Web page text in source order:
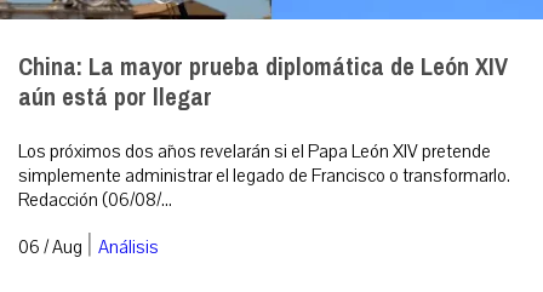
China: La mayor prueba diplomática de León XIV
aún está por llegar
Los próximos dos años revelarán si el Papa León XIV pretende
simplemente administrar el legado de Francisco o transformarlo.
Redacción (06/08/...
06 / Aug | Análisis